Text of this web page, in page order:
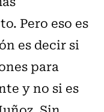
Pero eso es
es decir si
para
y no si es